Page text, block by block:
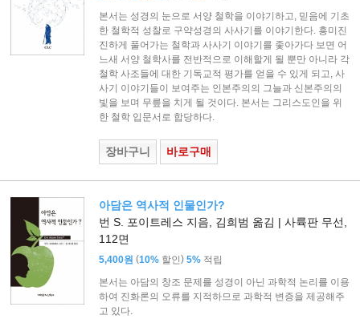
본서는 성경의 눈으로 서양 철학을 이야기하고, 믿음에 기초
한 철학적 성찰로 구약성경의 사사기를 이야기한다. 흥미진
진하게 풀어가는 철학과 사사기 이야기를 좇아가다 보면 어
느새 서양 철학사를 전반적으로 이해할게 될 뿐만 아니라 각
철학 사조들에 대한 기독교적 평가를 얻을 수 있게 되고, 사
사기 이야기들이 보여주는 인본주의의 그늘과 신본주의의
빛을 보며 무릎을 치게 될 것이다. 본서는 그리스도인을 위
한 철학 입문서로 합당하다.
장바구니 바로구매
아담은 역사적 인물인가?
번 S. 포이트레스 지음, 김희범 옮김 | 사륙판 무선,
112면
5,400원 (10% 할인) 5% 적립
본서는 아담의 창조 문제를 성경이 아닌 과학적 논리를 이용
하여 진화론의 오류를 지적하므로 과학적 변증을 제공해주
고 있다.